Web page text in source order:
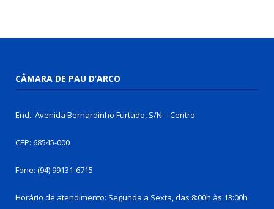
CÂMARA DE PAU D’ARCO
End.: Avenida Bernardinho Furtado, S/N – Centro
CEP: 68545-000
Fone: (94) 99131-6715
Horário de atendimento: Segunda a Sexta, das 8:00h às 13:00h